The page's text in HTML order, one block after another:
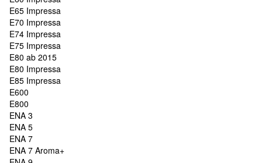
E65 Impressa
E70 Impressa
E74 Impressa
E75 Impressa
E80 ab 2015
E80 Impressa
E85 Impressa
E600
E800
ENA 3
ENA 5
ENA 7
ENA 7 Aroma+